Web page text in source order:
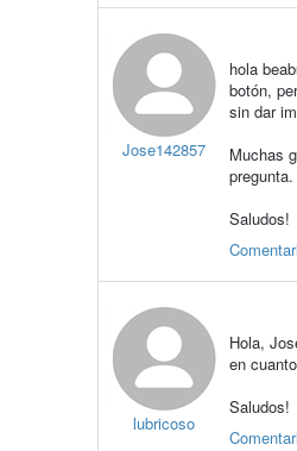
Jose142857
hola
botón,
sin dar
Muchas
pregunta.
Saludos!
lubricoso
Hola,
en
Saludos!